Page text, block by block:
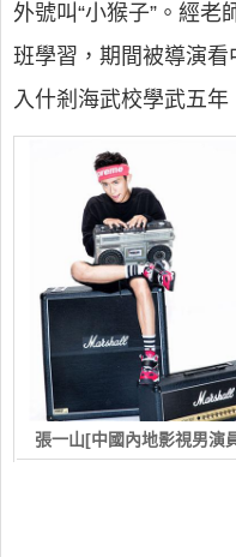
外號叫“小猴子”。經
班學習，期間被導演
入什剎海武校學武五年
張一山[中國內地影視男演